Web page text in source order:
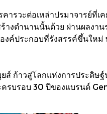
ารวะต่อเหล่าปรมาจารย์ที่เ
างตำนานนั้นด้วย ผ่านผลงาน
งค์ประกอบที่รังสรรค์ขึ้นให
ส์ ก้าวสู่โลกแห่งการประดิษ
บรอบ 30 ปีของแบรนด์